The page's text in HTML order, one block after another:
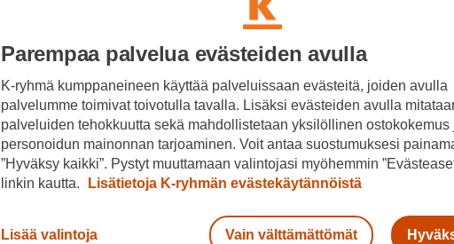
Parempaa palvelua evästeiden avulla
K-ryhmä kumppaneineen käyttää palveluissaan evästeitä, joiden avulla
palvelumme toimivat toivotulla tavalla. Lisäksi evästeiden avulla
palveluiden tehokkuutta sekä mahdollistetaan yksilöllinen ostokokemus
personoidun mainonnan tarjoaminen. Voit antaa suostumuksesi
”Hyväksy kaikki”. Pystyt muuttamaan valintojasi myöhemmin
linkin kautta.
Lisätietoja K-ryhmän evästekäytännöistä
Lisää valintoja Vain välttämättömät